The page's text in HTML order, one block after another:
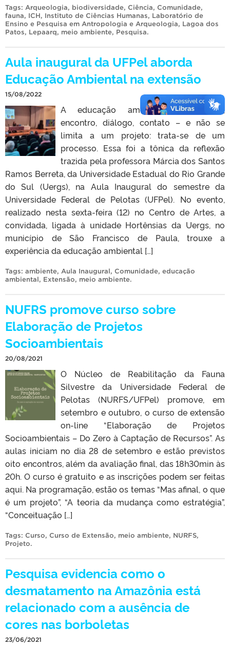
Tags: Arqueologia, biodiversidade, Ciência, Comunidade,
fauna, ICH, Instituto de Ciências Humanas, Laboratório de
Ensino e Pesquisa em Antropologia e Arqueologia, Lagoa dos
Patos, Lepaarq, meio ambiente, Pesquisa.
Aula inaugural da UFPel aborda
Educação Ambiental na extensão
15/08/2022
A educação ambiental é relação,
encontro, diálogo, contato – e não se
limita a um projeto: trata-se de um
processo. Essa foi a tônica da reflexão
trazida pela professora Márcia dos Santos
Ramos Berreta, da Universidade Estadual do Rio Grande
do Sul (Uergs), na Aula Inaugural do semestre da
Universidade Federal de Pelotas (UFPel). No evento,
realizado nesta sexta-feira (12) no Centro de Artes, a
convidada, ligada à unidade Hortênsias da Uergs, no
município de São Francisco de Paula, trouxe a
experiência da educação ambiental […]
Tags: ambiente, Aula Inaugural, Comunidade, educação
ambiental, Extensão, meio ambiente.
NUFRS promove curso sobre
Elaboração de Projetos
Socioambientais
20/08/2021
O Núcleo de Reabilitação da Fauna
Silvestre da Universidade Federal de
Pelotas (NURFS/UFPel) promove, em
setembro e outubro, o curso de extensão
on-line “Elaboração de Projetos
Socioambientais – Do Zero à Captação de Recursos”. As
aulas iniciam no dia 28 de setembro e estão previstos
oito encontros, além da avaliação final, das 18h30min às
20h. O curso é gratuito e as inscrições podem ser feitas
aqui. Na programação, estão os temas “Mas afinal, o que
é um projeto”, “A teoria da mudança como estratégia”,
“Conceituação […]
Tags: Curso, Curso de Extensão, meio ambiente, NURFS,
Projeto.
Pesquisa evidencia como o
desmatamento na Amazônia está
relacionado com a ausência de
cores nas borboletas
23/06/2021